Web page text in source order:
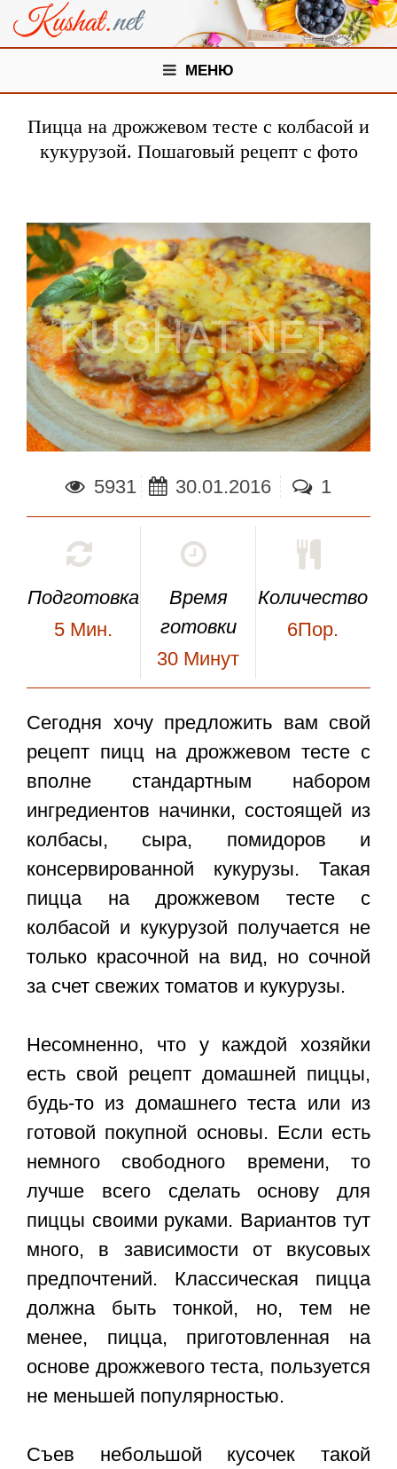
МЕНЮ
Пицца на дрожжевом тесте с колбасой и
кукурузой. Пошаговый рецепт с фото
5931 30.01.2016 1
Подготовка
5 Мин.
Время
готовки
30 Минут
Количество
6Пор.
Сегодня хочу предложить вам свой
рецепт пицц на дрожжевом тесте с
вполне стандартным набором
ингредиентов начинки, состоящей из
колбасы, сыра, помидоров и
консервированной кукурузы. Такая
пицца на дрожжевом тесте с
колбасой и кукурузой получается не
только красочной на вид, но сочной
за счет свежих томатов и кукурузы.
Несомненно, что у каждой хозяйки
есть свой рецепт домашней пиццы,
будь-то из домашнего теста или из
готовой покупной основы. Если есть
немного свободного времени, то
лучше всего сделать основу для
пиццы своими руками. Вариантов тут
много, в зависимости от вкусовых
предпочтений. Классическая пицца
должна быть тонкой, но, тем не
менее, пицца, приготовленная на
основе дрожжевого теста, пользуется
не меньшей популярностью.
Съев небольшой кусочек такой